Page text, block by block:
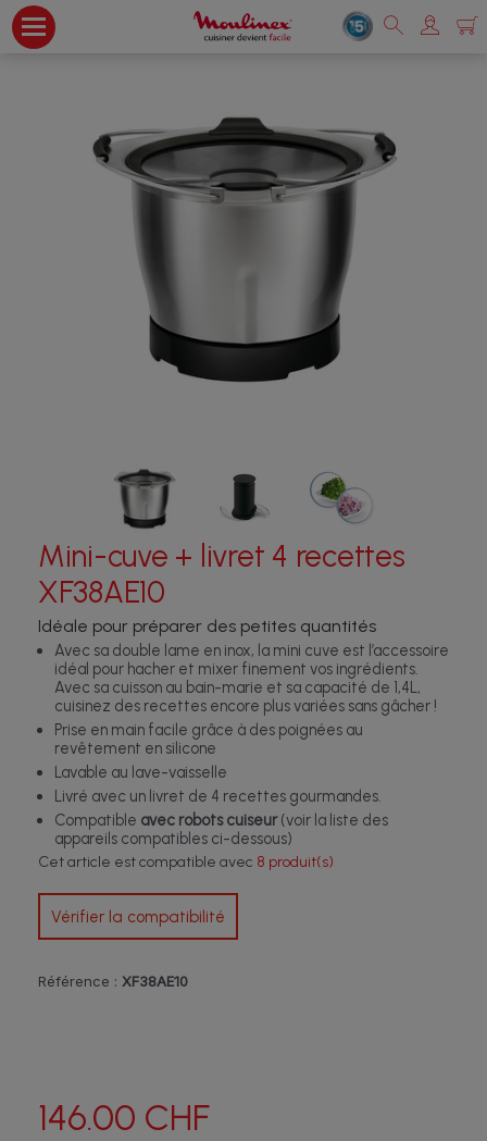
Mini-cuve + livret 4 recettes
XF38AE10
Idéale pour préparer des petites quantités
Avec sa double lame en inox, la mini cuve est l’accessoire
idéal pour hacher et mixer finement vos ingrédients.
Avec sa cuisson au bain-marie et sa capacité de 1,4L,
cuisinez des recettes encore plus variées sans gâcher !
Prise en main facile grâce à des poignées au
revêtement en silicone
Lavable au lave-vaisselle
Livré avec un livret de 4 recettes gourmandes.
Compatible avec robots cuiseur(voir la liste des
appareils compatibles ci-dessous)
Cet article est compatible avec 8 produit(s)
Vérifier la compatibilité
Référence : XF38AE10
146.00 CHF